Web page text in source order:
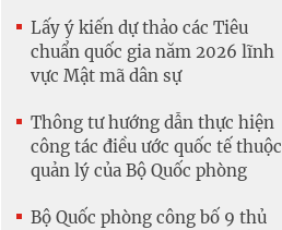
Lấy ý kiến dự thảo các Tiêu
chuẩn quốc gia năm 2026 lĩnh
vực Mật mã dân sự
Thông tư hướng dẫn thực hiện
công tác điều ước quốc tế thuộc
quản lý của Bộ Quốc phòng
Bộ Quốc phòng công bố 9 thủ